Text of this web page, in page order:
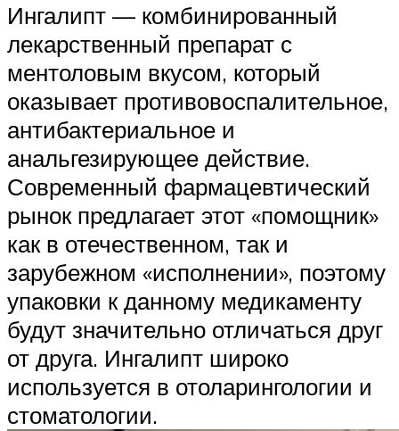
Ингалипт — комбинированный
лекарственный препарат с
ментоловым вкусом, который
оказывает противовоспалительное,
антибактериальное и
анальгезирующее действие.
Современный фармацевтический
рынок предлагает этот «помощник»
как в отечественном, так и
зарубежном «исполнении», поэтому
упаковки к данному медикаменту
будут значительно отличаться друг
от друга. Ингалипт широко
используется в отоларингологии и
стоматологии.